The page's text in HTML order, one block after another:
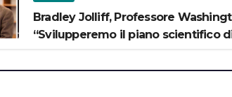
Bradley Jolliff, Professore
“Svilupperemo il piano scientifico